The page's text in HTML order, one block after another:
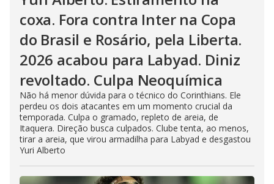
coxa. Fora contra Inter na Copa
do Brasil e Rosário, pela Liberta.
2026 acabou para Labyad. Diniz
revoltado. Culpa Neoquímica
Não há menor dúvida para o técnico do Corinthians. Ele
perdeu os dois atacantes em um momento crucial da
temporada. Culpa o gramado, repleto de areia, de
Itaquera. Direção busca culpados. Clube tenta, ao menos,
tirar a areia, que virou armadilha para Labyad e desgastou
Yuri Alberto